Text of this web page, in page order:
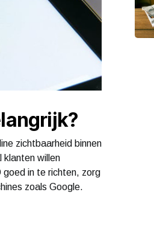
zichtbaarheid binnen
klanten willen
in te richten, zorg
zoals Google.